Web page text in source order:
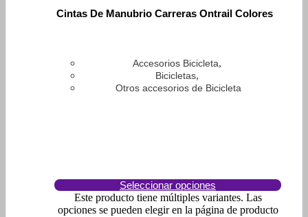
Cintas De Manubrio Carreras Ontrail Colores
Accesorios Bicicleta,
Bicicletas,
Otros accesorios de Bicicleta
Seleccionar opciones
Este producto tiene múltiples variantes. Las
opciones se pueden elegir en la página de producto